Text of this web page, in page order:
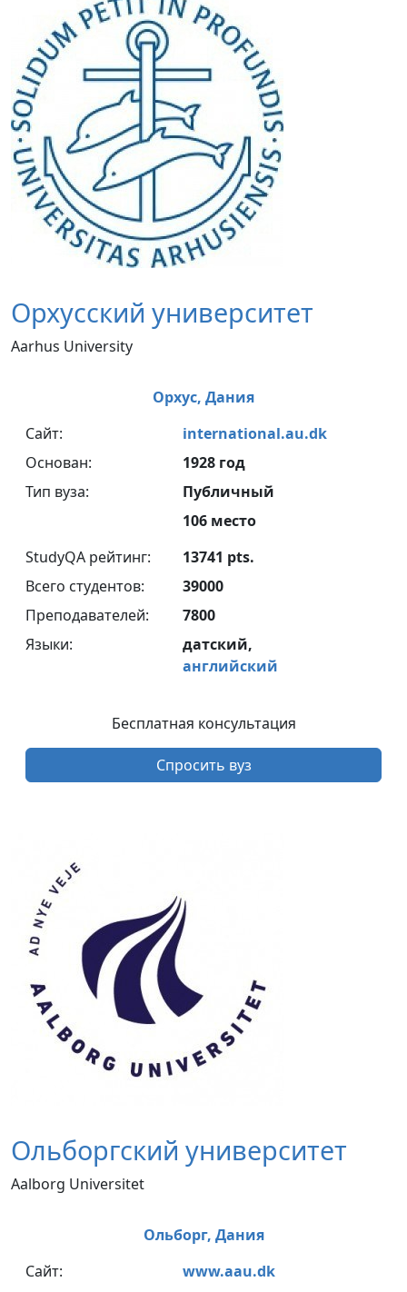
Орхусский университет
Aarhus University
Орхус, Дания
Сайт:
international.au.dk
Основан:
1928 год
Тип вуза:
Публичный
106 место
StudyQA рейтинг:
13741 pts.
Всего студентов:
39000
Преподавателей:
7800
Языки:
датский,
английский
Бесплатная консультация
Спросить вуз
Ольборгский университет
Aalborg Universitet
Ольборг, Дания
Сайт:
www.aau.dk